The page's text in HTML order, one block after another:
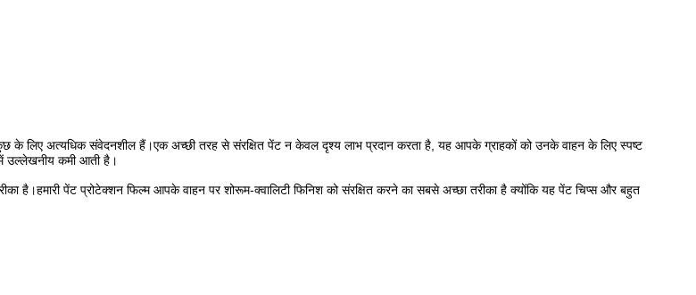
के लिए अत्यधिक संवेदनशील हैं।एक अच्छी तरह से संरक्षित पेंट न केवल दृश्य लाभ प्रदान करता है, यह आपके ग्राहकों को उनके वाहन के लिए स्पष्ट
उल्लेखनीय कमी आती है।
पेंट प्रोटेक्शन फिल्म आपके वाहन पर शोरूम-क्वालिटी फिनिश को संरक्षित करने का सबसे अच्छा तरीका है क्योंकि यह पेंट चिप्स और बहुत